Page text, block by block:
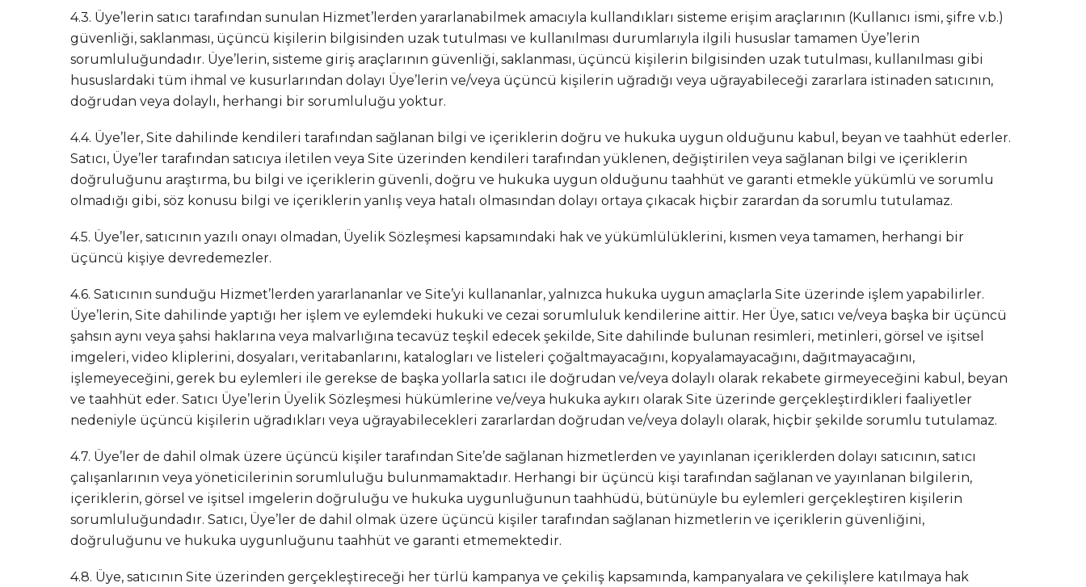
4.3. Üye’lerin satıcı tarafından sunulan Hizmet’lerden yararlanabilmek amacıyla kullandıkları sisteme erişim araçlarının (Kullanıcı ismi, şifre v.b.)
güvenliği, saklanması, üçüncü kişilerin bilgisinden uzak tutulması ve kullanılması durumlarıyla ilgili hususlar tamamen Üye’lerin
sorumluluğundadır. Üye’lerin, sisteme giriş araçlarının güvenliği, saklanması, üçüncü kişilerin bilgisinden uzak tutulması, kullanılması gibi
hususlardaki tüm ihmal ve kusurlarından dolayı Üye’lerin ve/veya üçüncü kişilerin uğradığı veya uğrayabileceği zararlara istinaden satıcının,
doğrudan veya dolaylı, herhangi bir sorumluluğu yoktur.
4.4. Üye’ler, Site dahilinde kendileri tarafından sağlanan bilgi ve içeriklerin doğru ve hukuka uygun olduğunu kabul, beyan ve taahhüt ederler.
Satıcı, Üye’ler tarafından satıcıya iletilen veya Site üzerinden kendileri tarafından yüklenen, değiştirilen veya sağlanan bilgi ve içeriklerin
doğruluğunu araştırma, bu bilgi ve içeriklerin güvenli, doğru ve hukuka uygun olduğunu taahhüt ve garanti etmekle yükümlü ve sorumlu
olmadığı gibi, söz konusu bilgi ve içeriklerin yanlış veya hatalı olmasından dolayı ortaya çıkacak hiçbir zarardan da sorumlu tutulamaz.
4.5. Üye’ler, satıcının yazılı onayı olmadan, Üyelik Sözleşmesi kapsamındaki hak ve yükümlülüklerini, kısmen veya tamamen, herhangi bir
üçüncü kişiye devredemezler.
4.6. Satıcının sunduğu Hizmet’lerden yararlananlar ve Site’yi kullananlar, yalnızca hukuka uygun amaçlarla Site üzerinde işlem yapabilirler.
Üye’lerin, Site dahilinde yaptığı her işlem ve eylemdeki hukuki ve cezai sorumluluk kendilerine aittir. Her Üye, satıcı ve/veya başka bir üçüncü
şahsın aynı veya şahsi haklarına veya malvarlığına tecavüz teşkil edecek şekilde, Site dahilinde bulunan resimleri, metinleri, görsel ve işitsel
imgeleri, video kliplerini, dosyaları, veritabanlarını, katalogları ve listeleri çoğaltmayacağını, kopyalamayacağını, dağıtmayacağını,
işlemeyeceğini, gerek bu eylemleri ile gerekse de başka yollarla satıcı ile doğrudan ve/veya dolaylı olarak rekabete girmeyeceğini kabul, beyan
ve taahhüt eder. Satıcı Üye’lerin Üyelik Sözleşmesi hükümlerine ve/veya hukuka aykırı olarak Site üzerinde gerçekleştirdikleri faaliyetler
nedeniyle üçüncü kişilerin uğradıkları veya uğrayabilecekleri zararlardan doğrudan ve/veya dolaylı olarak, hiçbir şekilde sorumlu tutulamaz.
4.7. Üye’ler de dahil olmak üzere üçüncü kişiler tarafından Site’de sağlanan hizmetlerden ve yayınlanan içeriklerden dolayı satıcının, satıcı
çalışanlarının veya yöneticilerinin sorumluluğu bulunmamaktadır. Herhangi bir üçüncü kişi tarafından sağlanan ve yayınlanan bilgilerin,
içeriklerin, görsel ve işitsel imgelerin doğruluğu ve hukuka uygunluğunun taahhüdü, bütünüyle bu eylemleri gerçekleştiren kişilerin
sorumluluğundadır. Satıcı, Üye’ler de dahil olmak üzere üçüncü kişiler tarafından sağlanan hizmetlerin ve içeriklerin güvenliğini,
doğruluğunu ve hukuka uygunluğunu taahhüt ve garanti etmemektedir.
4.8. Üye, satıcının Site üzerinden gerçekleştireceği her türlü kampanya ve çekiliş kapsamında, kampanyalara ve çekilişlere katılmaya hak